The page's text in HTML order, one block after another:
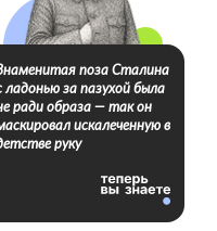
поза Сталина
ладонью за пазухой была
ради образа — так он
искалеченную в
руку